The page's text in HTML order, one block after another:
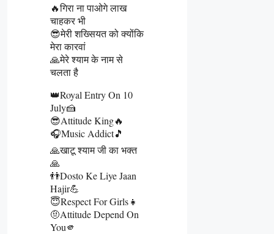
🔥गिरा ना पाओगे लाख
चाहकर भी
😎मेरी शख्सियत को क्योंकि
मेरा कारवां
🙏मेरे श्याम के नाम से
चलता है
👑Royal Entry On 10
July🍰
😎Attitude King🔥
🎧Music Addict🎵
🙏खाटू श्याम जी का भक्त
🙏
👬Dosto Ke Liye Jaan
Hajir💪
😇Respect For Girls👧
🤨Attitude Depend On
You🫵